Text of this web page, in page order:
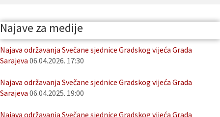
Najave za medije
Najava održavanja Svečane sjednice Gradskog vijeća Grada
Sarajeva 06.04.2026. 17:30
Najava održavanja Svečane sjednice Gradskog vijeća Grada
Sarajeva 06.04.2025. 19:00
Najava održavanja Svečane sjednice Gradskog vijeća Grada